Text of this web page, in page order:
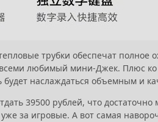
трубки обеспечат полное
любимый мини-Джек. Плюс
наслаждаться объемным и
39500 рублей, что
за игровые. А вот самая